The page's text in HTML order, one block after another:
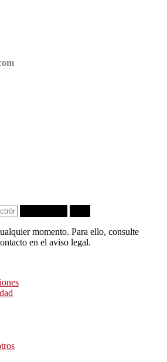
momento. Para ello, consulte
en el aviso legal.